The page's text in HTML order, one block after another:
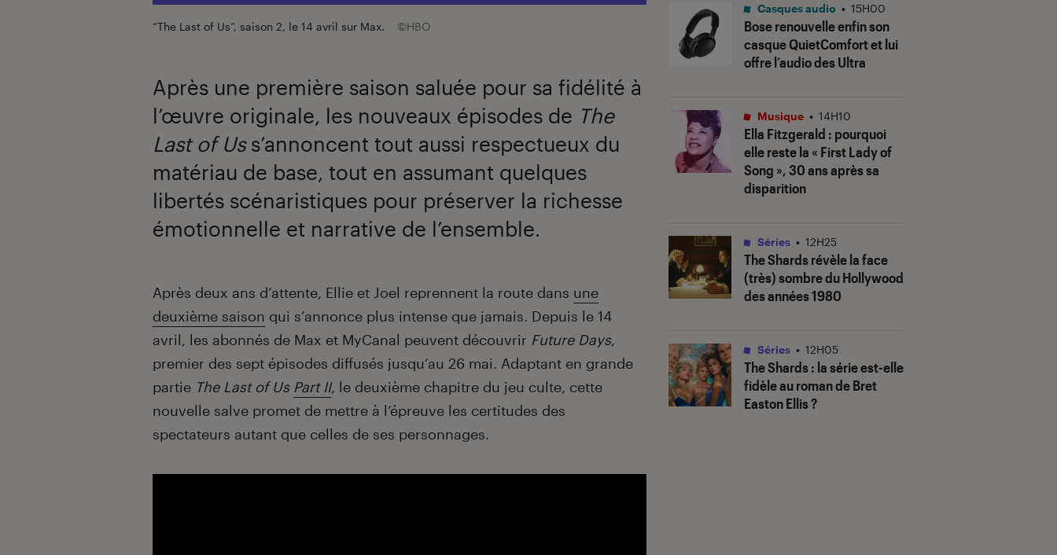
“The Last of Us”, saison 2, le 14 avril sur Max. ©HBO
Après une première saison saluée pour sa fidélité à
l’œuvre originale, les nouveaux épisodes de The
Last of Uss’annoncent tout aussi respectueux du
matériau de base, tout en assumant quelques
libertés scénaristiques pour préserver la richesse
émotionnelle et narrative de l’ensemble.
Introduction
Après deux ans d’attente, Ellie et Joel reprennent la route dans une
deuxième saison qui s’annonce plus intense que jamais. Depuis le 14
avril, les abonnés de Max et MyCanal peuvent découvrir Future Days,
premier des sept épisodes diffusés jusqu’au 26 mai. Adaptant en grande
partie The Last of Us Part II, le deuxième chapitre du jeu culte, cette
nouvelle salve promet de mettre à l’épreuve les certitudes des
spectateurs autant que celles de ses personnages.
Bose renouvelle enfin son
casque QuietComfort et lui
offre l’audio des Ultra
Casques audio • 15H00
Ella Fitzgerald : pourquoi
elle reste la « First Lady of
Song », 30 ans après sa
disparition
Musique • 14H10
The Shardsrévèle la face
(très) sombre du Hollywood
des années 1980
Séries • 12H25
The Shards: la série est-elle
fidèle au roman de Bret
Easton Ellis ?
Séries • 12H05